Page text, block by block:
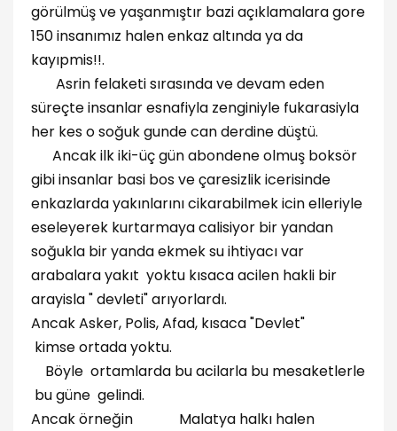
görülmüş ve yaşanmıştır bazi açıklamalara gore
150 insanımız halen enkaz altında ya da
kayıpmis!!.
Asrin felaketi sırasında ve devam eden
süreçte insanlar esnafiyla zenginiyle fukarasiyla
her kes o soğuk gunde can derdine düştü.
Ancak ilk iki-üç gün abondene olmuş boksör
gibi insanlar basi bos ve çaresizlik icerisinde
enkazlarda yakınlarını cikarabilmek icin elleriyle
eseleyerek kurtarmaya calisiyor bir yandan
soğukla bir yanda ekmek su ihtiyacı var
arabalara yakıt yoktu kısaca acilen hakli bir
arayisla " devleti" arıyorlardı.
Ancak Asker, Polis, Afad, kısaca "Devlet"
kimse ortada yoktu.
Böyle ortamlarda bu acilarla bu mesaketlerle
bu güne gelindi.
Ancak örneğin Malatya halkı halen